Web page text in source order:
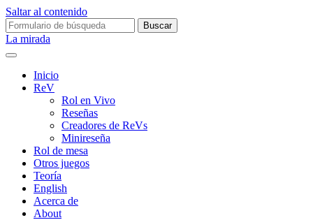
Saltar al contenido
Buscar:
La mirada
Inicio
ReV
Rol en Vivo
Reseñas
Creadores de ReVs
Minireseña
Rol de mesa
Otros juegos
Teoría
English
Acerca de
About